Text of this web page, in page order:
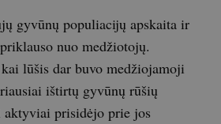
gyvūnų populiacijų apskaita ir
nuo medžiotojų.
lūšis dar buvo medžiojamoji
ištirtų gyvūnų rūšių
prisidėjo prie jos